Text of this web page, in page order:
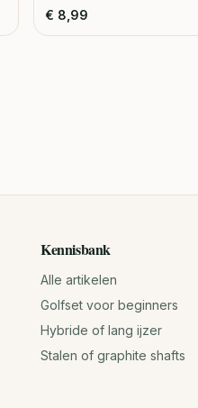
€ 8,99
Kennisbank
Alle artikelen
Golfset voor beginners
Hybride of lang ijzer
Stalen of graphite shafts